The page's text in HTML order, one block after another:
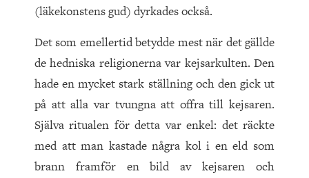
(läkekonstens gud) dyrkades också.
Det som emellertid betydde mest när det gällde
de hedniska religionerna var kejsarkulten. Den
hade en mycket stark ställning och den gick ut
på att alla var tvungna att offra till kejsaren.
Själva ritualen för detta var enkel: det räckte
med att man kastade några kol i en eld som
brann framför en bild av kejsaren och